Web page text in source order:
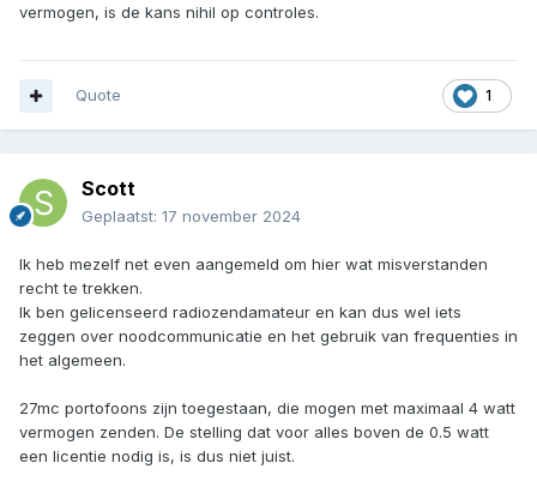
vermogen, is de kans nihil op controles.
1
Quote
Scott
Geplaatst: 17 november 2024
Ik heb mezelf net even aangemeld om hier wat misverstanden
recht te trekken.
Ik ben gelicenseerd radiozendamateur en kan dus wel iets
zeggen over noodcommunicatie en het gebruik van frequenties in
het algemeen.
27mc portofoons zijn toegestaan, die mogen met maximaal 4 watt
vermogen zenden. De stelling dat voor alles boven de 0.5 watt
een licentie nodig is, is dus niet juist.